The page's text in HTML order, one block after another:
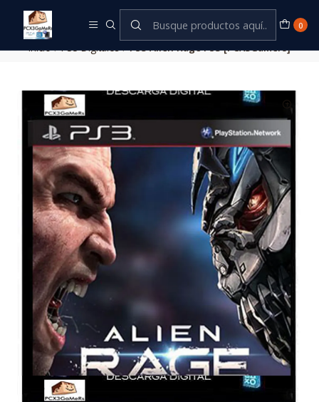
0
Inicio PS3 Digitales PS3 Alien Rage PS3 [PCX3GaMers]